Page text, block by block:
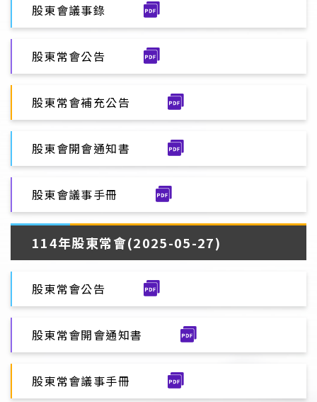
股東會議事錄
股東常會公告
股東常會補充公告
股東會開會通知書
股東會議事手冊
114年股東常會(2025-05-27)
股東常會公告
股東常會開會通知書
股東常會議事手冊